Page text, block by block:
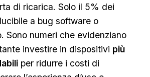
di ricarica. Solo il 5% dei
a bug software o
Sono numeri che evidenziano
investire in dispositivi più
per ridurre i costi di